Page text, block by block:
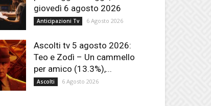
giovedì 6 agosto 2026
Anticipazioni Tv 6 Agosto 2026
Ascolti tv 5 agosto 2026:
Teo e Zodì – Un cammello
per amico (13.3%),...
Ascolti 6 Agosto 2026